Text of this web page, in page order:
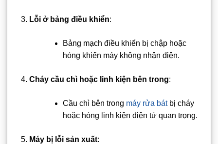
Lỗi ở bảng điều khiển:
Bảng mạch điều khiển bị chập hoặc
hỏng khiến máy không nhận điện.
Cháy cầu chì hoặc linh kiện bên trong:
Cầu chì bên trong máy rửa bátbị cháy
hoặc hỏng linh kiện điện tử quan trọng.
Máy bị lỗi sản xuất: